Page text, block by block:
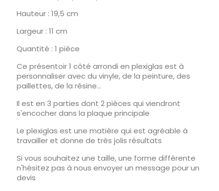
Hauteur : 19,5 cm
Largeur : 11 cm
Quantité : 1 pièce
Ce présentoir 1 côté arrondi en plexiglas est à
personnaliser avec du vinyle, de la peinture, des
paillettes, de la résine...
Il est en 3 parties dont 2 pièces qui viendront
s'encocher dans la plaque principale
Le plexiglas est une matière qui est agréable à
travailler et donne de très jolis résultats
Si vous souhaitez une taille, une forme différente
n'hésitez pas à nous envoyer un message pour un
devis